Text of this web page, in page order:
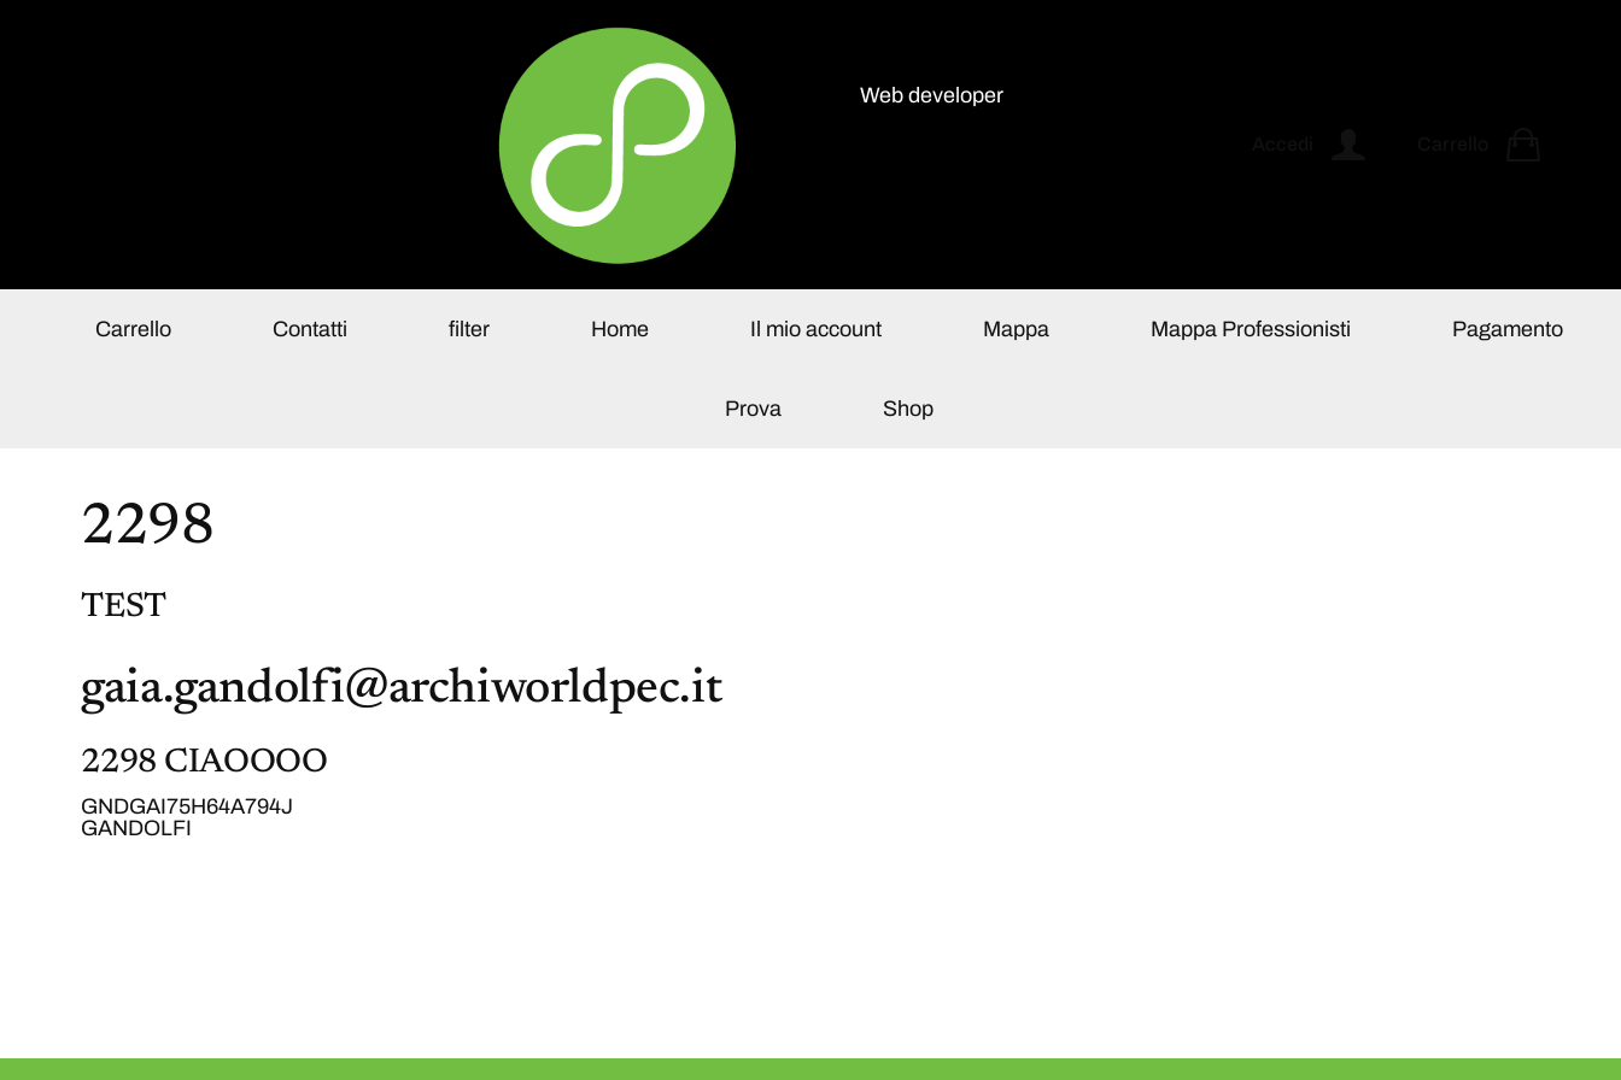
Paolo Paganelli Web developer
Carrello Contatti filter Home Il mio account Mappa Mappa Professionisti Pagamento
Prova Shop
2298
TEST
gaia.gandolfi@archiworldpec.it
2298 CIAOOOO
GNDGAI75H64A794J
GANDOLFI